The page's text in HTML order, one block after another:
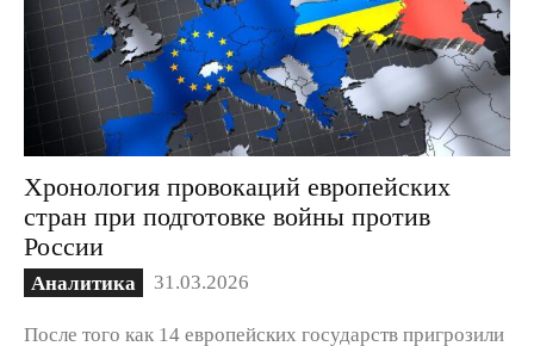
Хронология провокаций европейских
стран при подготовке войны против
России
Аналитика 31.03.2026
После того как 14 европейских государств пригрозили